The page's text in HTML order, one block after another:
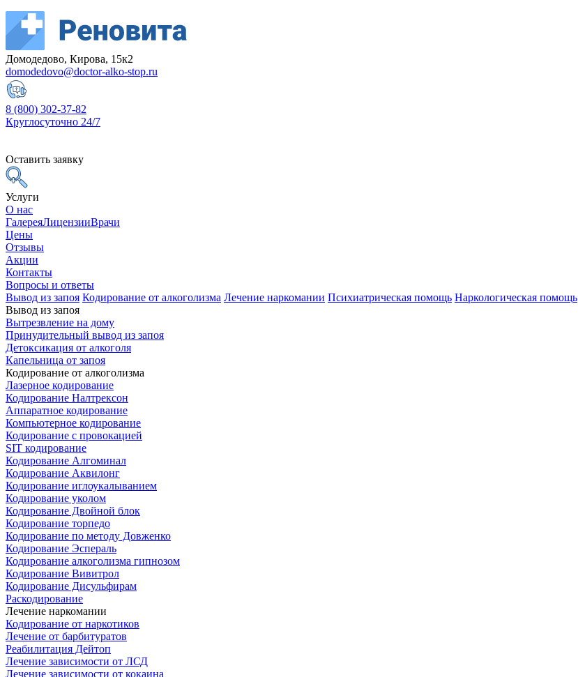
Домодедово, Кирова, 15к2
domodedovo@doctor-alko-stop.ru
8 (800) 302-37-82
Круглосуточно 24/7
Оставить заявку
Услуги
О нас
ГалереяЛицензииВрачи
Цены
Отзывы
Акции
Контакты
Вопросы и ответы
Вывод из запоя Кодирование от алкоголизма Лечение наркомании Психиатрическая помощь Наркологическая помощь
Вывод из запоя
Вытрезвление на дому
Принудительный вывод из запоя
Детоксикация от алкоголя
Капельница от запоя
Кодирование от алкоголизма
Лазерное кодирование
Кодирование Налтрексон
Аппаратное кодирование
Компьютерное кодирование
Кодирование с провокацией
SIT кодирование
Кодирование Алгоминал
Кодирование Аквилонг
Кодирование иглоукалыванием
Кодирование уколом
Кодирование Двойной блок
Кодирование торпедо
Кодирование по методу Довженко
Кодирование Эспераль
Кодирование алкоголизма гипнозом
Кодирование Вивитрол
Кодирование Дисульфирам
Раскодирование
Лечение наркомании
Кодирование от наркотиков
Лечение от барбитуратов
Реабилитация Дейтоп
Лечение зависимости от ЛСД
Лечение зависимости от кокаина